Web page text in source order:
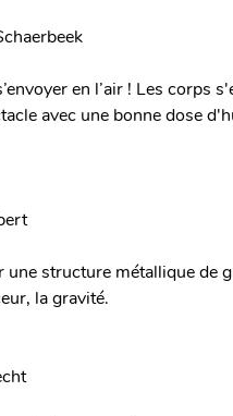
en l’air ! Les corps
avec une bonne dose
structure métallique de
la gravité.